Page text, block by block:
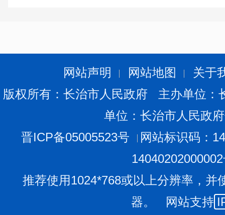
走进上党区精草灵根食品开发有限公司生产车间，
产、销售为一体的企业。
龙头舞动，集群发展。全市培育发展中药材生产加工
级现代农业产业园1个、省市中药材产业示范园区37个，
台全面投入运行，上党中药材专业镇入选全省首批10个重
历史尘封中的淡淡药香正凝聚成浓郁芬芳，进一步
网站声明 网站地图
关于
版权所有：长治市人民政府 主办单位
单位：长治市人民政
晋ICP备05005523号
网站标识码：
推荐使用1024*768或以上分辨率，并
器。 网站支持